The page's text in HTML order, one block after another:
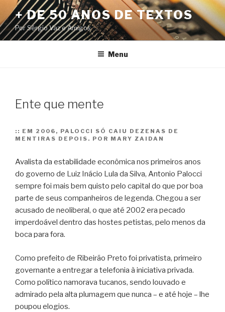
Pular
para
o
conteúdo
+ DE 50 ANOS DE TEXTOS
Por Sérgio Vaz e Amigos
Menu
Ente que mente
:: EM 2006, PALOCCI SÓ CAIU DEZENAS DE
MENTIRAS DEPOIS. POR MARY ZAIDAN
Avalista da estabilidade econômica nos primeiros anos
do governo de Luiz Inácio Lula da Silva, Antonio Palocci
sempre foi mais bem quisto pelo capital do que por boa
parte de seus companheiros de legenda. Chegou a ser
acusado de neoliberal, o que até 2002 era pecado
imperdoável dentro das hostes petistas, pelo menos da
boca para fora.
Como prefeito de Ribeirão Preto foi privatista, primeiro
governante a entregar a telefonia à iniciativa privada.
Como político namorava tucanos, sendo louvado e
admirado pela alta plumagem que nunca – e até hoje – lhe
poupou elogios.